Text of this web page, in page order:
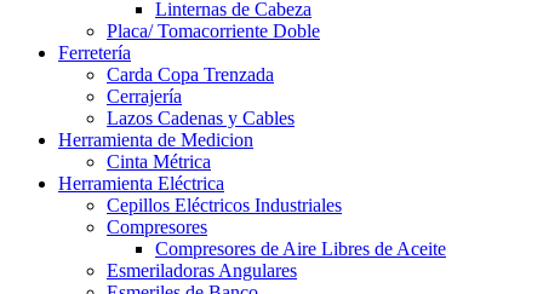
Linternas de Cabeza
Placa/ Tomacorriente Doble
Ferretería
Carda Copa Trenzada
Cerrajería
Lazos Cadenas y Cables
Herramienta de Medicion
Cinta Métrica
Herramienta Eléctrica
Cepillos Eléctricos Industriales
Compresores
Compresores de Aire Libres de Aceite
Esmeriladoras Angulares